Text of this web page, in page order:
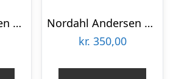
Nordahl Andersen 14 kt bogstav T
Nordahl Andersen sølv bogstav I
kr. 350,00